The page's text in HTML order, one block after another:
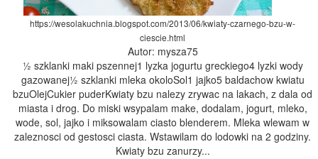
https://wesolakuchnia.blogspot.com/2013/06/kwiaty-czarnego-bzu-w-
ciescie.html
Autor: mysza75
½ szklanki maki pszennej1 lyzka jogurtu greckiego4 lyzki wody
gazowanej½ szklanki mleka okoloSol1 jajko5 baldachow kwiatu
bzuOlejCukier puderKwiaty bzu nalezy zrywac na lakach, z dala od
miasta i drog. Do miski wsypalam make, dodalam, jogurt, mleko,
wode, sol, jajko i miksowalam ciasto blenderem. Mleka wlewam w
zaleznosci od gestosci ciasta. Wstawilam do lodowki na 2 godziny.
Kwiaty bzu zanurzy...